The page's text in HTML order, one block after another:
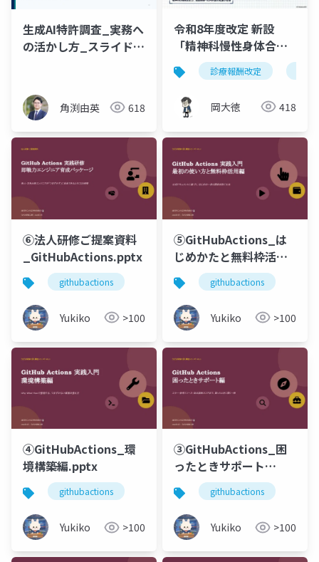
生成AI特許調査_実務へ
の活かし方_スライド
角渕由英 618
令和8年度改定 新設
「精神科慢性身体合併
症管理加算」700点を図
解
診療報酬改定
岡大徳 418
⑥法人研修ご提案資料
_GitHubActions.pptx
githubactions
Yukiko >100
⑤GitHubActions_は
じめかたと無料枠活用
編
githubactions
Yukiko >100
④GitHubActions_環
境構築編.pptx
githubactions
Yukiko >100
③GitHubActions_困
ったときサポート
編.pptxgithubactions
Yukiko >100